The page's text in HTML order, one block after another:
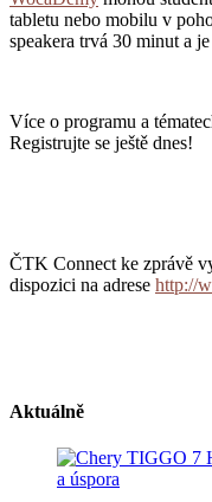
tabletu nebo mobilu v
speakera trvá 30 minut a
Více o programu a
Registrujte se ještě dnes!
ČTK Connect ke zprávě
dispozici na adrese http://
Aktuálně